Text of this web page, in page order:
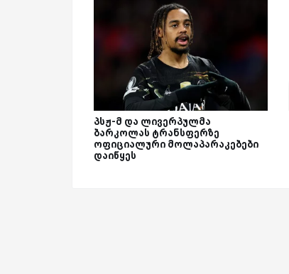
პსჟ-მ და ლივერპულმა
ბარკოლას ტრანსფერზე
ოფიციალური მოლაპარაკებები
დაიწყეს